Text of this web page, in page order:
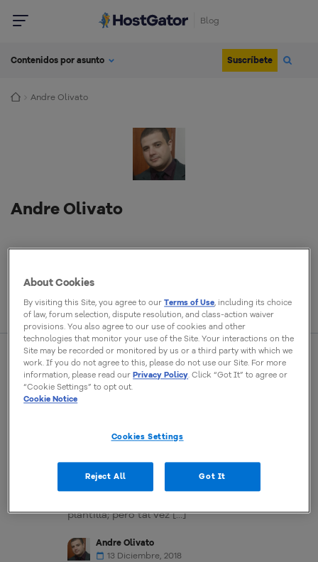
Blog
Contenidos por asunto Suscríbete
Andre Olivato
Andre Olivato
SEGURIDAD WEB
Seguridad en internet: cuidados
Si te preguntan cuáles son los factores más
¿incluirías la seguridad en internet?
Seguramente la primera cosa que se te venga a
la cabeza será tener un nombre, el registro del
plantilla; pero tal vez […]
Andre Olivato
13 Diciembre, 2018
About Cookies
By visiting this Site, you agree to ourTerms of Use, including its choice
of law, forum selection, dispute resolution, and class-action waiver
provisions. You also agree to our use of cookies and other
technologies that monitor your use of the Site. Your interactions on the
Site may be recorded or monitored by us or a third party with which we
work. If you do not agree to this, please do not use our Site. For more
information, please read ourPrivacy Policy. Click “Got It” to agree or
“Cookie Settings” to opt out.
Cookie Notice
Cookies Settings
Reject All Got It